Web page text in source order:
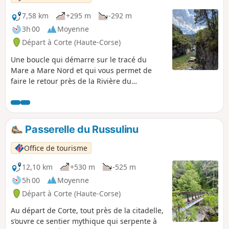
7,58 km
+295 m
-292 m
3h 00
Moyenne
Départ à Corte (Haute-Corse)
Une boucle qui démarre sur le tracé du
Mare a Mare Nord et qui vous permet de
faire le retour près de la Rivière du
lieux de baignades et notamment, en
quittant le chemin pour quelques mètres, le
lac de Antia qui offre une longueur de nage
de 40 m.Passerelle du Russulinu
Office de tourisme
12,10 km
+530 m
-525 m
5h 00
Moyenne
Départ à Corte (Haute-Corse)
Au départ de Corte, tout près de la citadelle,
s’ouvre ce sentier mythique qui serpente à